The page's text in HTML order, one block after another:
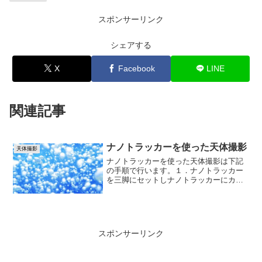
スポンサーリンク
シェアする
X Facebook LINE
関連記事
天体撮影 ナノトラッカーを使った天体撮影
ナノトラッカーを使った天体撮影は下記
の手順で行います。１．ナノトラッカー
を三脚にセットしナノトラッカーにカメ
スポンサーリンク